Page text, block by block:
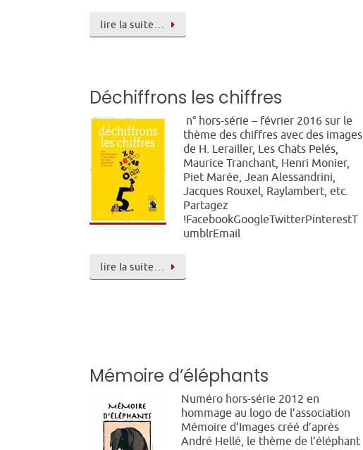
lire la suite…
Déchiffrons les chiffres
n° hors-série – février 2016 sur le
thème des chiffres avec des images
de H. Lerailler, Les Chats Pelés,
Maurice Tranchant, Henri Monier,
Piet Marée, Jean Alessandrini,
Jacques Rouxel, Raylambert, etc.
Partagez
!FacebookGoogleTwitterPinterestT
umblrEmail
lire la suite…
Mémoire d’éléphants
Numéro hors-série 2012 en
hommage au logo de l’association
Mémoire d’Images créé d’après
André Hellé, le thème de l’éléphant